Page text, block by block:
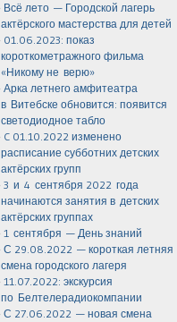
Всё лето — Городской лагерь
актёрского мастерства для детей
01.06.2023: показ
короткометражного фильма
«Никому не верю»
Арка летнего амфитеатра
в Витебске обновится: появится
светодиодное табло
C 01.10.2022 изменено
расписание субботних детских
актёрских групп
3 и 4 сентября 2022 года
начинаются занятия в детских
актёрских группах
1 сентября — День знаний
С 29.08.2022 — короткая летняя
смена городского лагеря
11.07.2022: экскурсия
по Белтелерадиокомпании
С 27.06.2022 — новая смена